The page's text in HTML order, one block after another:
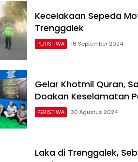
Kecelakaan Sepeda
Trenggalek
PERISTIWA 16 September 2024
Gelar Khotmil Quran,
Doakan Keselamatan
PERISTIWA 30 Agustus 2024
Laka di Trenggalek,